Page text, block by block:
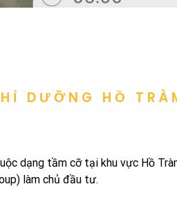
DƯỠNG HỒ
dạng tầm cỡ tại khu vực Hồ
làm chủ đầu tư.